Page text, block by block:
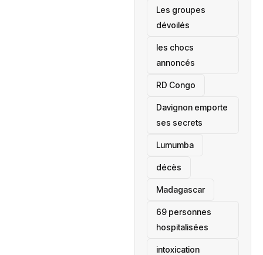
Les groupes
dévoilés
les chocs
annoncés
‎RD Congo
Davignon emporte
ses secrets
Lumumba
décès
‎Madagascar
69 personnes
hospitalisées
intoxication